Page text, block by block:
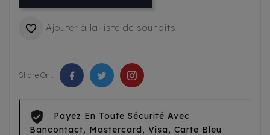
 Ajouter à la liste de souhaits
Share On :
Payez En Toute Sécurité Avec
Bancontact, Mastercard, Visa, Carte Bleu